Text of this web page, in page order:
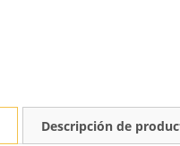
Descripción de